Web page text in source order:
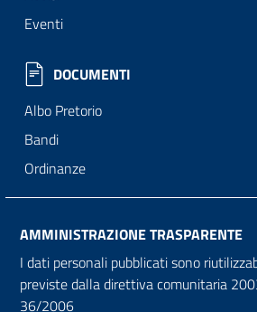
Eventi
DOCUMENTI
Albo Pretorio
Bandi
Ordinanze
AMMINISTRAZIONE TRASPARENTE
I dati personali pubblicati sono
previste dalla direttiva comunitaria
36/2006